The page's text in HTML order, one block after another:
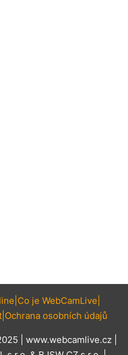
Co je WebCamLive
Ochrana osobních údajů
| www.webcamlive.cz|